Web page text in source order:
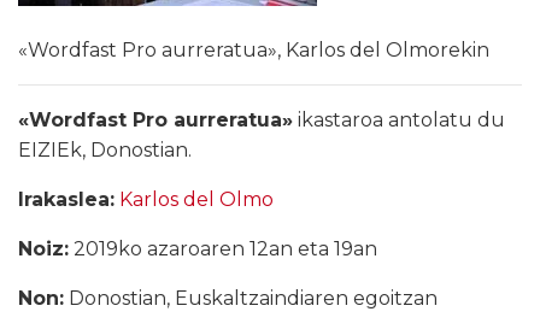
«Wordfast Pro aurreratua», Karlos del Olmorekin
«Wordfast Pro aurreratua» ikastaroa antolatu du
EIZIEk, Donostian.
Irakaslea: Karlos del Olmo
Noiz: 2019ko azaroaren 12an eta 19an
Non: Donostian, Euskaltzaindiaren egoitzan